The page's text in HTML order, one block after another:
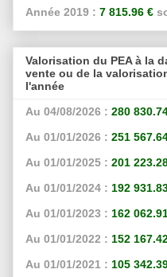
Année 2019 : 7 815.96 €
Valorisation du PEA à la
vente ou de la
l'année
Au 04/08/2026 : 280
Au 01/01/2026 : 251
Au 01/01/2025 : 201
Au 01/01/2024 : 192
Au 01/01/2023 : 162
Au 01/01/2022 : 152
Au 01/01/2021 : 105